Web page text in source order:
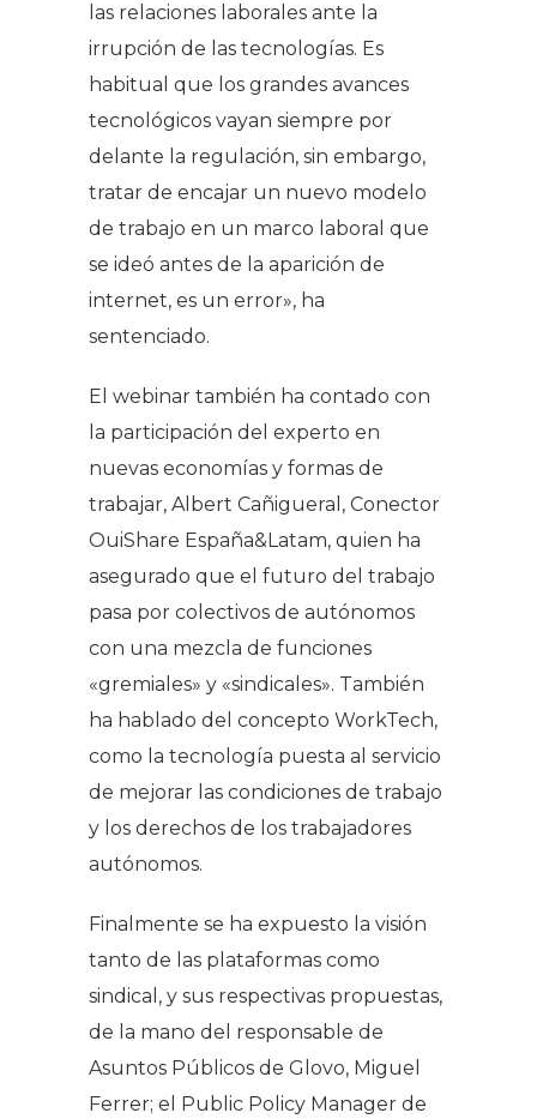
las relaciones laborales ante la
irrupción de las tecnologías. Es
habitual que los grandes avances
tecnológicos vayan siempre por
delante la regulación, sin embargo,
tratar de encajar un nuevo modelo
de trabajo en un marco laboral que
se ideó antes de la aparición de
internet, es un error», ha
sentenciado.
El webinar también ha contado con
la participación del experto en
nuevas economías y formas de
trabajar, Albert Cañigueral, Conector
OuiShare España&Latam, quien ha
asegurado que el futuro del trabajo
pasa por colectivos de autónomos
con una mezcla de funciones
«gremiales» y «sindicales». También
ha hablado del concepto WorkTech,
como la tecnología puesta al servicio
de mejorar las condiciones de trabajo
y los derechos de los trabajadores
autónomos.
Finalmente se ha expuesto la visión
tanto de las plataformas como
sindical, y sus respectivas propuestas,
de la mano del responsable de
Asuntos Públicos de Glovo, Miguel
Ferrer; el Public Policy Manager de